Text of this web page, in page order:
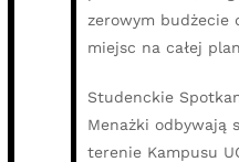
zerowym budżecie
miejsc na całej
Studenckie
Menażki odbywają
terenie Kampusu